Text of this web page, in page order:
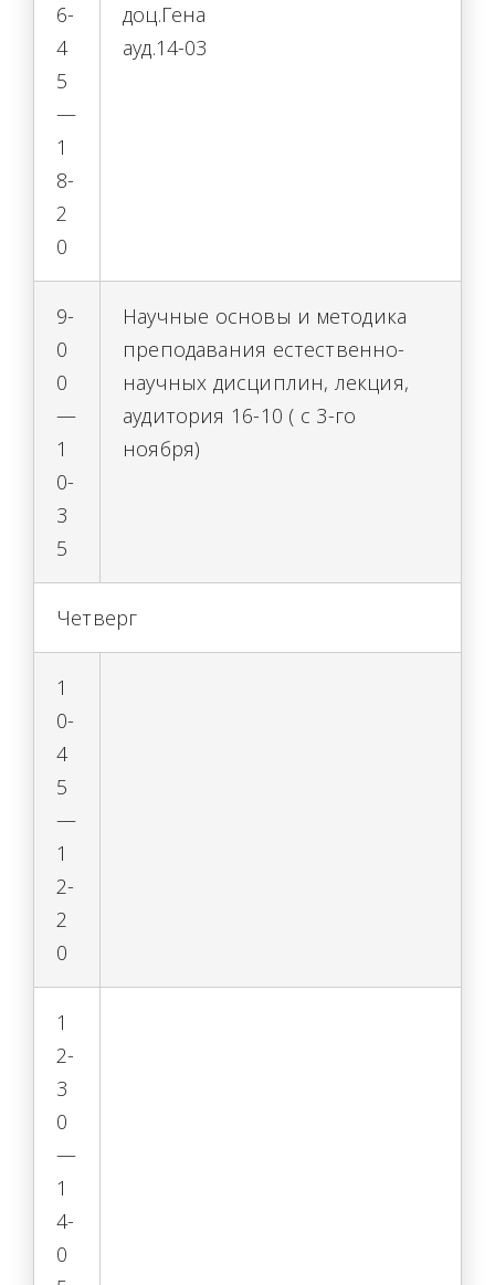
6-
4
5
—
1
8-
2
0
доц.Гена
ауд.14-03
9-
0
0
—
1
0-
3
5
Научные основы и методика
преподавания естественно-
научных дисциплин, лекция,
аудитория 16-10 ( с 3-го
ноября)
Четверг
1
0-
4
5
—
1
2-
2
0
1
2-
3
0
—
1
4-
0